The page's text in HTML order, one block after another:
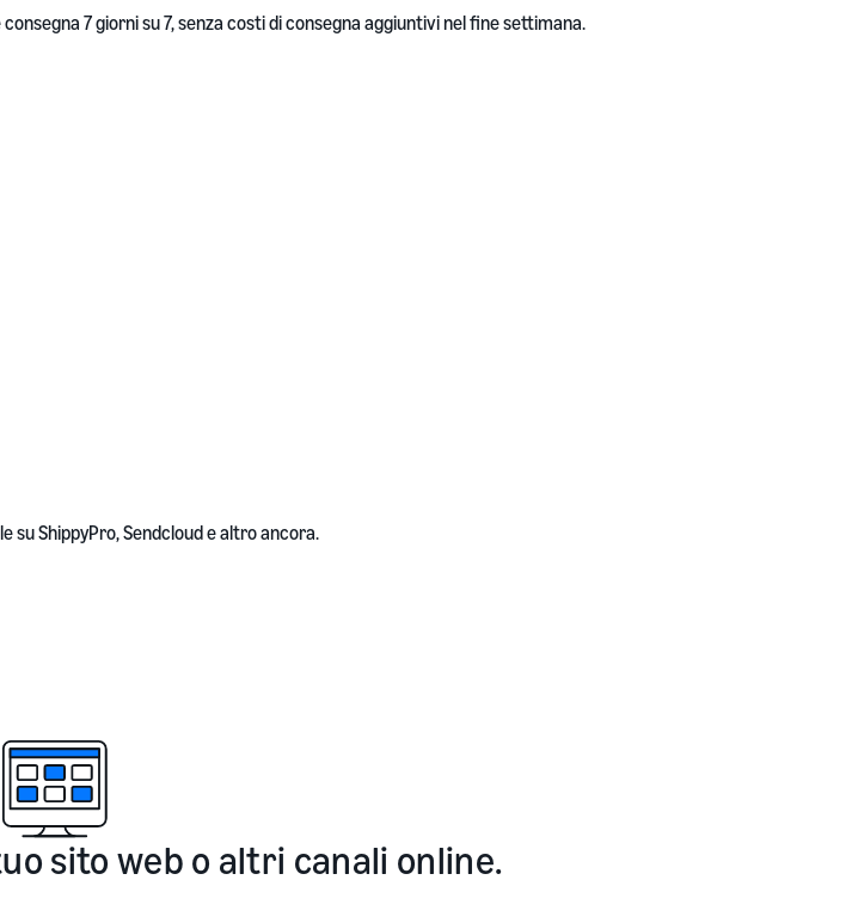
7 giorni su 7, senza costi di consegna aggiuntivi nel fine settimana.
su ShippyPro, Sendcloud e altro ancora.
sito web o altri canali online.